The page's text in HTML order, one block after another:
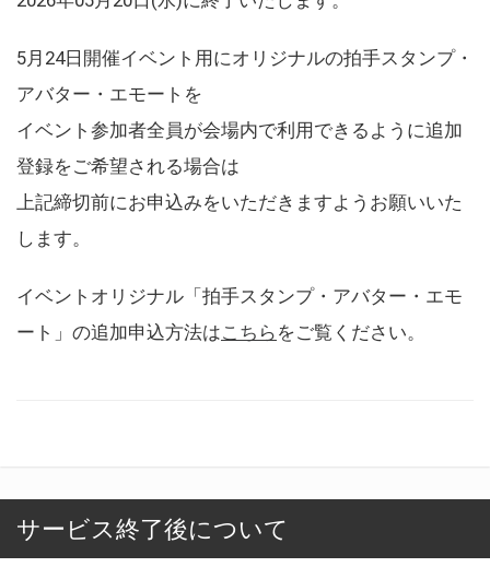
5月24日開催イベント用にオリジナルの拍手スタンプ・
アバター・エモートを
イベント参加者全員が会場内で利用できるように追加
登録をご希望される場合は
上記締切前にお申込みをいただきますようお願いいた
します。
イベントオリジナル「拍手スタンプ・アバター・エモ
ート」の追加申込方法はこちら をご覧ください。
サービス終了後について